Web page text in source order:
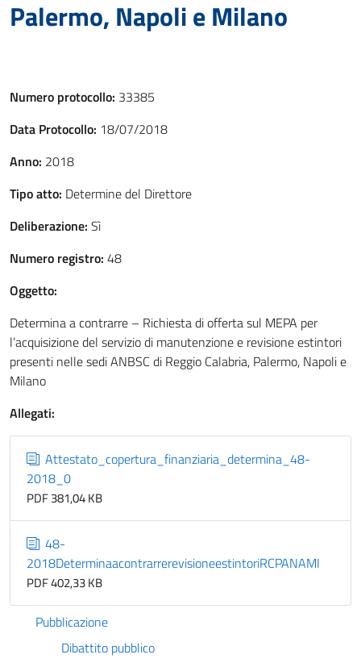
Palermo, Napoli e Milano
Numero protocollo: 33385
Data Protocollo: 18/07/2018
Anno: 2018
Tipo atto: Determine del Direttore
Deliberazione: Sì
Numero registro: 48
Oggetto:
Determina a contrarre – Richiesta di offerta sul MEPA per
l’acquisizione del servizio di manutenzione e revisione estintori
presenti nelle sedi ANBSC di Reggio Calabria, Palermo, Napoli e
Milano
Allegati:
Attestato_copertura_finanziaria_determina_48-
2018_0
PDF 381,04 KB
48-
2018DeterminaacontrarrerevisioneestintoriRCPANAMI
PDF 402,33 KB
Pubblicazione
Dibattito pubblico